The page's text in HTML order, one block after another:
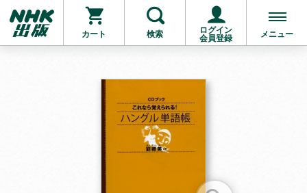
カート 検索
ログイン
会員登録
メニュー
お支払いに進む